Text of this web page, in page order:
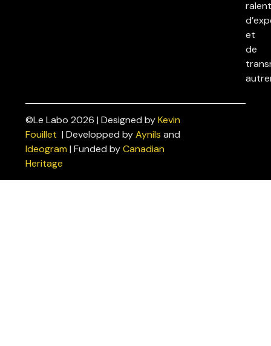
et
de
©Le Labo 2026 | Designed byKevin
Fouillet | Developped byAynils and
Ideogram | Funded byCanadian
Heritage